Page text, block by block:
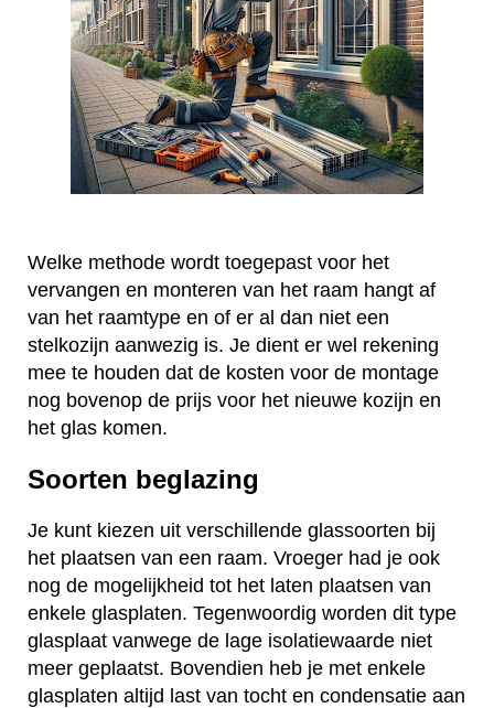
Welke methode wordt toegepast voor het
vervangen en monteren van het raam hangt af
van het raamtype en of er al dan niet een
stelkozijn aanwezig is. Je dient er wel rekening
mee te houden dat de kosten voor de montage
nog bovenop de prijs voor het nieuwe kozijn en
het glas komen.
Soorten beglazing
Je kunt kiezen uit verschillende glassoorten bij
het plaatsen van een raam. Vroeger had je ook
nog de mogelijkheid tot het laten plaatsen van
enkele glasplaten. Tegenwoordig worden dit type
glasplaat vanwege de lage isolatiewaarde niet
meer geplaatst. Bovendien heb je met enkele
glasplaten altijd last van tocht en condensatie aan